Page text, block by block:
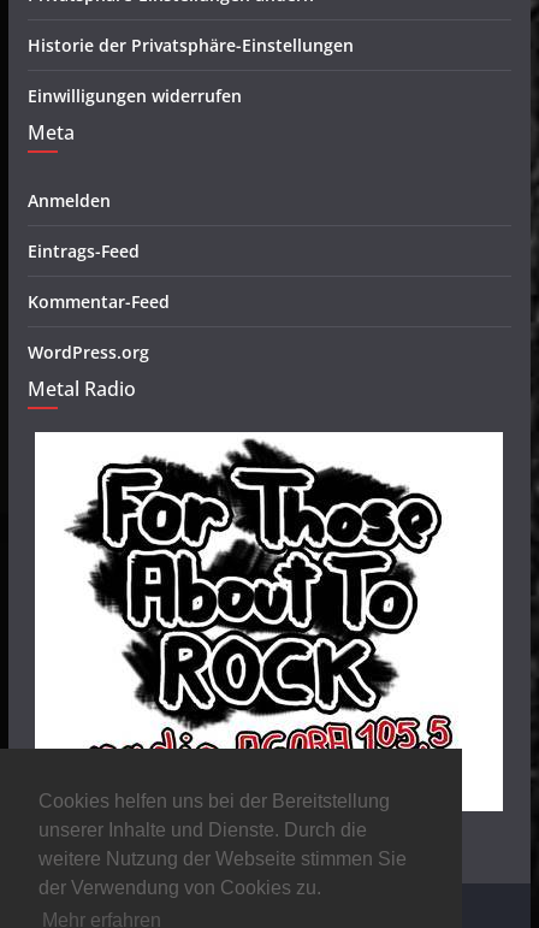
Cookies helfen uns bei der Bereitstellung
unserer Inhalte und Dienste. Durch die
weitere Nutzung der Webseite stimmen Sie
der Verwendung von Cookies zu.
Mehr erfahren
Historie der Privatsphäre-Einstellungen
Einwilligungen widerrufen
Meta
Anmelden
Eintrags-Feed
Kommentar-Feed
WordPress.org
Metal Radio
Copyright © 2026